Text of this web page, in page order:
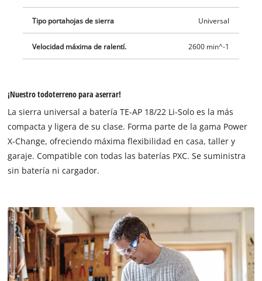
Tipo portahojas de sierra Universal
Velocidad máxima de ralentí. 2600 min^-1
¡Nuestro todoterreno para aserrar!
La sierra universal a batería TE-AP 18/22 Li-Solo es la más
compacta y ligera de su clase. Forma parte de la gama Power
X-Change, ofreciendo máxima flexibilidad en casa, taller y
garaje. Compatible con todas las baterías PXC. Se suministra
sin batería ni cargador.